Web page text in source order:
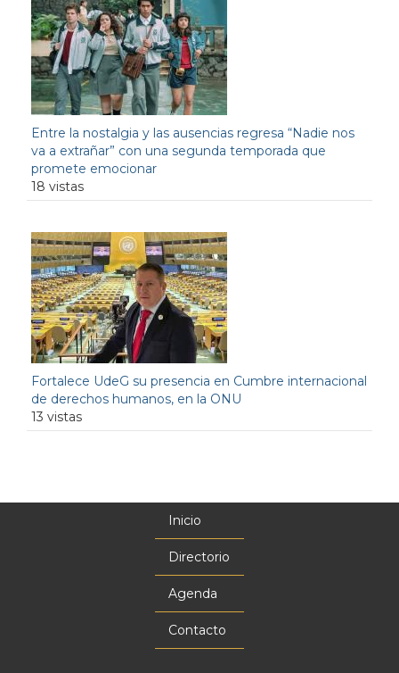
Entre la nostalgia y las ausencias regresa “Nadie nos
va a extrañar” con una segunda temporada que
promete emocionar
18 vistas
Fortalece UdeG su presencia en Cumbre internacional
de derechos humanos, en la ONU
13 vistas
Inicio
Directorio
Agenda
Contacto